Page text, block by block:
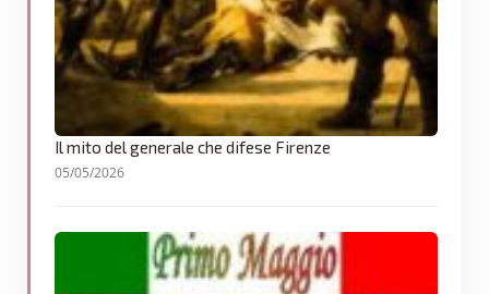
Il mito del generale che difese Firenze
05/05/2026